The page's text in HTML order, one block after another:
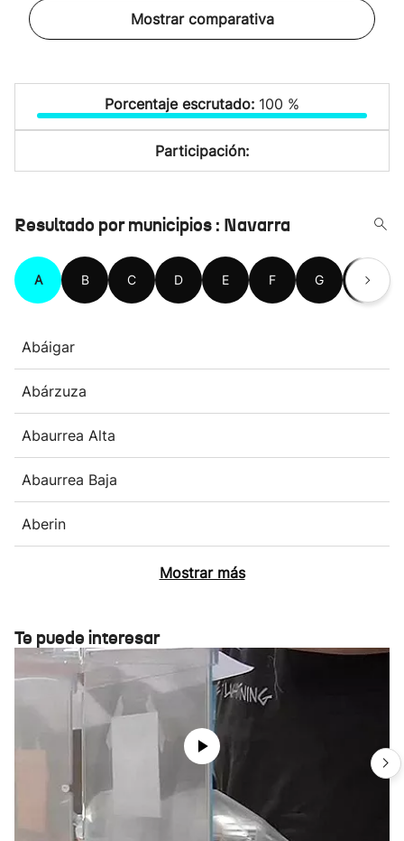
Mostrar comparativa
Porcentaje escrutado: 100 %
Participación:
Resultado por municipios : Navarra
A B C D E F G H
Abáigar
Abárzuza
Abaurrea Alta
Abaurrea Baja
Aberin
Mostrar más
Te puede interesar